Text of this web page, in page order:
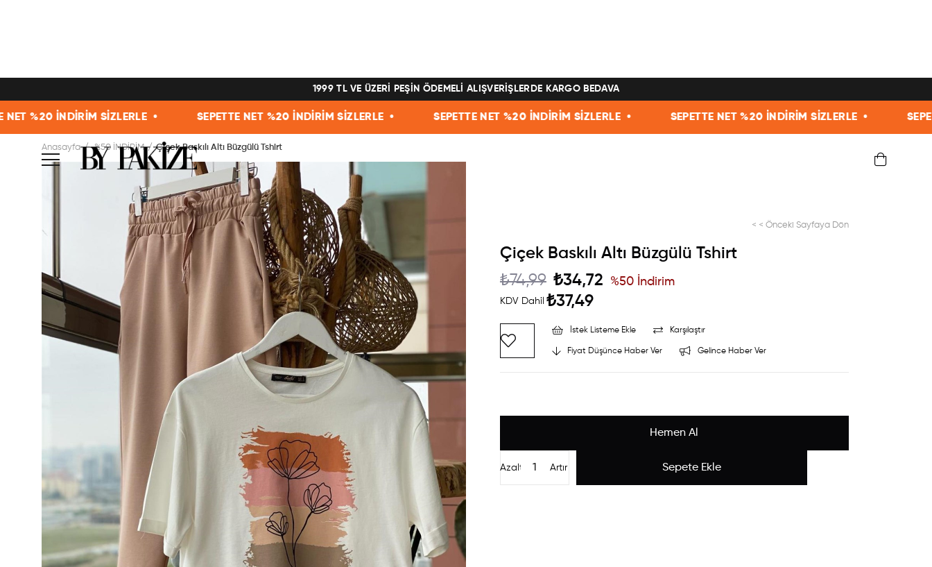
1999 TL VE ÜZERİ PEŞİN ÖDEMELİ ALIŞVERİŞLERDE KARGO BEDAVA
SİZLERLE • SEPETTE NET %20 İNDİRİM SİZLERLE • SEPETTE NET %20 İNDİRİM SİZLERLE • SEPETTE NET %20 İNDİRİM SİZLERLE • SEPETTE NET %20
Anasayfa %50 İNDİRİM Çiçek Baskılı Altı Büzgülü Tshirt
< < Önceki Sayfaya Dön
Çiçek Baskılı Altı Büzgülü Tshirt
₺74,99 ₺34,72
KDV Dahil ₺37,49
%50İndirim
İstek Listeme Ekle Karşılaştır
Fiyat Düşünce Haber Ver Gelince Haber Ver
Artır
Azalt